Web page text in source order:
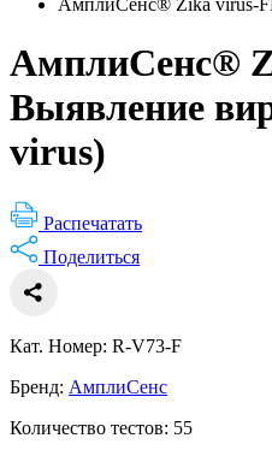
АмплиСенс® Zika virus-
АмплиСенс®
Выявление
virus)
Распечатать
Поделиться
Кат. Номер: R-V73-F
Бренд: АмплиСенс
Количество тестов: 55